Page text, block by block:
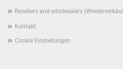
Resellers and wholesalers
Kontakt
Cookie Einstellungen